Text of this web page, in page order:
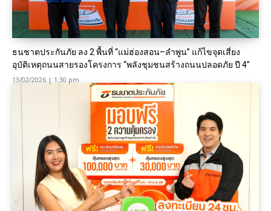
ธนชาตประกันภัย ลง 2 พื้นที่ “แม่ฮ่องสอน–ลำพูน” แก้ไขจุดเสี่ยง
อุบัติเหตุถนนสายรองโครงการ “พลังชุมชนสร้างถนนปลอดภัย ปี 4”
13/02/2026 | 1:30 pm